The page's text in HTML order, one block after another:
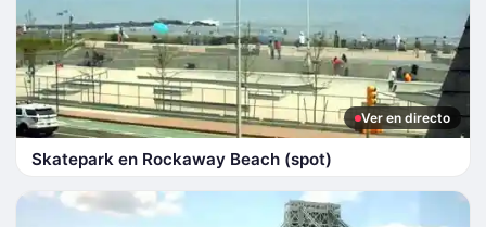
Ver en directo
Skatepark en Rockaway Beach (spot)